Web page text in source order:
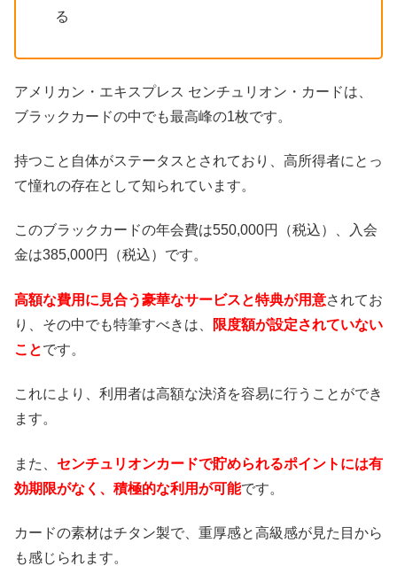
る
アメリカン・エキスプレス センチュリオン・カードは、
ブラックカードの中でも最高峰の1枚です。
持つこと自体がステータスとされており、高所得者にとっ
て憧れの存在として知られています。
このブラックカードの年会費は550,000円（税込）、入会
金は385,000円（税込）です。
高額な費用に見合う豪華なサービスと特典が用意されてお
り、その中でも特筆すべきは、
限度額が設定されていない
ことです。
これにより、利用者は高額な決済を容易に行うことができ
ます。
また、 センチュリオンカードで貯められるポイントには有
効期限がなく、積極的な利用が可能です。
カードの素材はチタン製で、重厚感と高級感が見た目から
も感じられます。